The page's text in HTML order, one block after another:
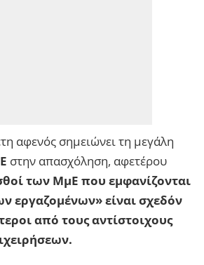
αφενός σημειώνει τη μεγάλη
στην απασχόληση, αφετέρου
των ΜμΕ που εμφανίζονται
εργαζομένων» είναι σχεδόν
από τους αντίστοιχους